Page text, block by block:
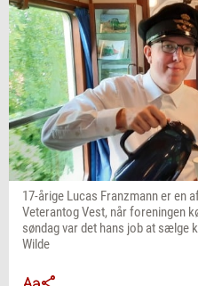
17-årige Lucas Franzmann er en
Veterantog Vest, når foreningen
søndag var det hans job at sælge
Wilde